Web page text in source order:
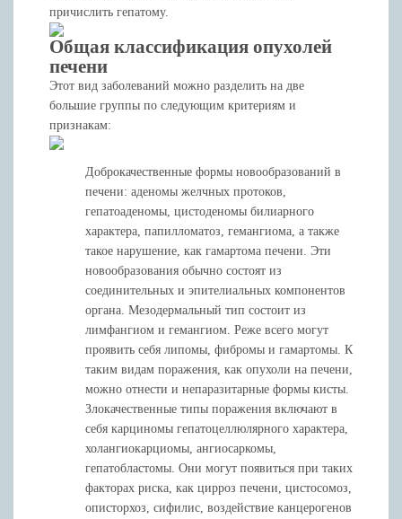
причислить гепатому.
Общая классификация опухолей
печени
Этот вид заболеваний можно разделить на две
большие группы по следующим критериям и
признакам:
Доброкачественные формы новообразований в
печени: аденомы желчных протоков,
гепатоаденомы, цистоденомы билиарного
характера, папилломатоз, гемангиома, а также
такое нарушение, как гамартома печени. Эти
новообразования обычно состоят из
соединительных и эпителиальных компонентов
органа. Мезодермальный тип состоит из
лимфангиом и гемангиом. Реже всего могут
проявить себя липомы, фибромы и гамартомы. К
таким видам поражения, как опухоли на печени,
можно отнести и непаразитарные формы кисты.
Злокачественные типы поражения включают в
себя карциномы гепатоцеллюлярного характера,
холангиокарциомы, ангиосаркомы,
гепатобластомы. Они могут появиться при таких
факторах риска, как цирроз печени, цистосомоз,
описторхоз, сифилис, воздействие канцерогенов